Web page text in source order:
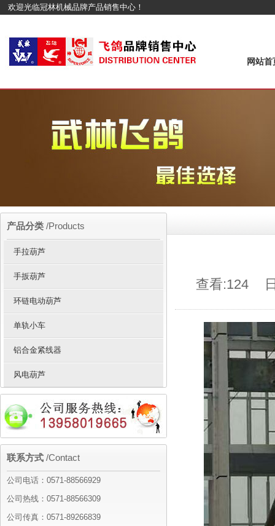
欢迎光临冠林机械品牌产品销售中心！
网站首
查看:124
产品分类 /Products
手拉葫芦
手扳葫芦
环链电动葫芦
单轨小车
铝合金紧线器
风电葫芦
联系方式 /Contact
公司电话：0571-88566929
公司热线：0571-88566309
公司传真：0571-89266839